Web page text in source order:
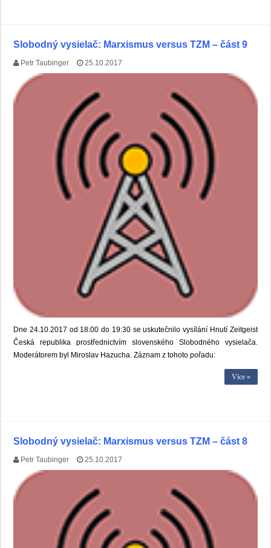
Slobodný vysielač: Marxismus versus TZM – část 9
Petr Taubinger 25.10.2017
Dne 24.10.2017 od 18:00 do 19:30 se uskutečnilo vysílání Hnutí Zeitgeist
Česká republika prostřednictvím slovenského Slobodného vysielača.
Moderátorem byl Miroslav Hazucha. Záznam z tohoto pořadu:
Více »
Slobodný vysielač: Marxismus versus TZM – část 8
Petr Taubinger 25.10.2017